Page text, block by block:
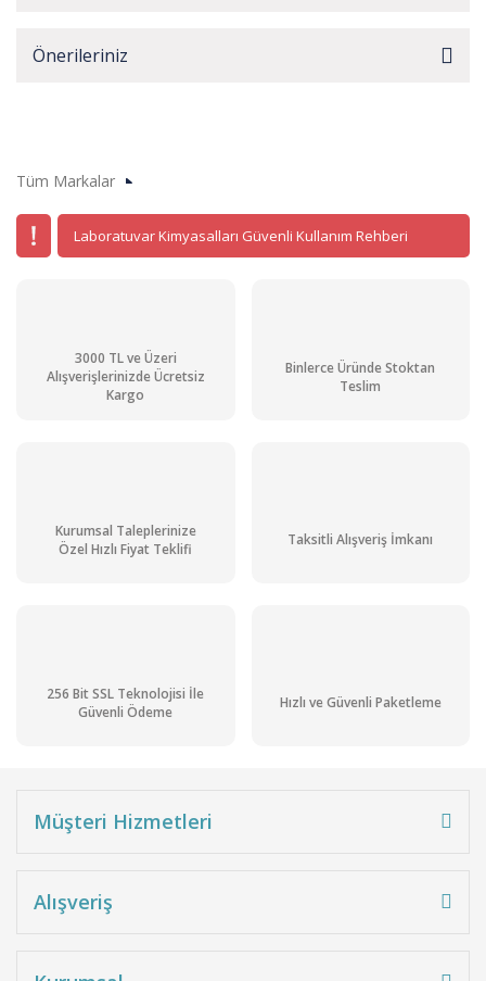
Önerileriniz
Tüm Markalar
Laboratuvar Kimyasalları Güvenli Kullanım Rehberi
3000 TL ve Üzeri
Alışverişlerinizde Ücretsiz
Kargo
Binlerce Üründe Stoktan
Teslim
Kurumsal Taleplerinize
Özel Hızlı Fiyat Teklifi
Taksitli Alışveriş İmkanı
256 Bit SSL Teknolojisi İle
Güvenli Ödeme
Hızlı ve Güvenli Paketleme
Müşteri Hizmetleri
Alışveriş